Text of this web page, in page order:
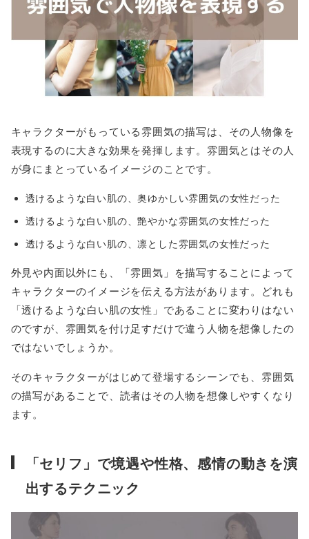
キャラクターがもっている雰囲気の描写は、その人物像を
表現するのに大きな効果を発揮します。雰囲気とはその人
が身にまとっているイメージのことです。
透けるような白い肌の、奥ゆかしい雰囲気の女性だった
透けるような白い肌の、艶やかな雰囲気の女性だった
透けるような白い肌の、凛とした雰囲気の女性だった
外見や内面以外にも、「雰囲気」を描写することによって
キャラクターのイメージを伝える方法があります。どれも
「透けるような白い肌の女性」であることに変わりはない
のですが、雰囲気を付け足すだけで違う人物を想像したの
ではないでしょうか。
そのキャラクターがはじめて登場するシーンでも、雰囲気
の描写があることで、読者はその人物を想像しやすくなり
ます。
「セリフ」で境遇や性格、感情の動きを演
出するテクニック